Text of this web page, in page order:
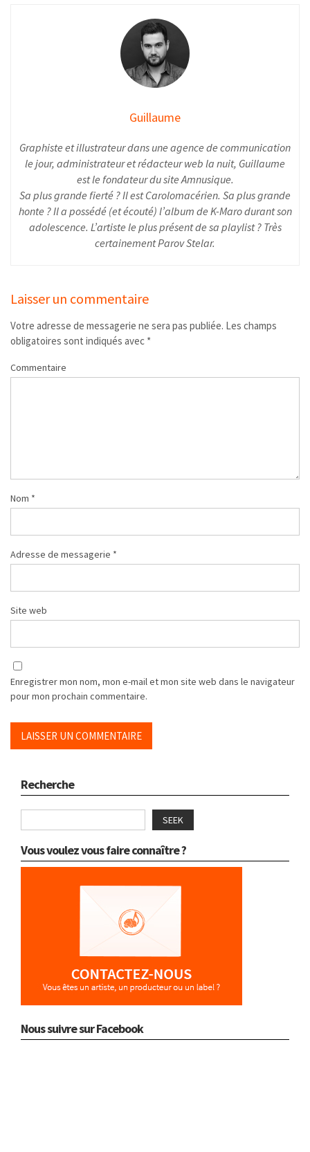
Guillaume
Graphiste et illustrateur dans une agence de communication
le jour, administrateur et rédacteur web la nuit, Guillaume
est le fondateur du site Amnusique.
Sa plus grande fierté ? Il est Carolomacérien. Sa plus grande
honte ? Il a possédé (et écouté) l’album de K-Maro durant son
adolescence. L’artiste le plus présent de sa playlist ? Très
certainement Parov Stelar.
Laisser un commentaire
Votre adresse de messagerie ne sera pas publiée. Les champs
obligatoires sont indiqués avec *
Commentaire
Nom *
Adresse de messagerie *
Site web
Enregistrer mon nom, mon e-mail et mon site web dans le navigateur
pour mon prochain commentaire.
Recherche
SEEK
Vous voulez vous faire connaître ?
Nous suivre sur Facebook